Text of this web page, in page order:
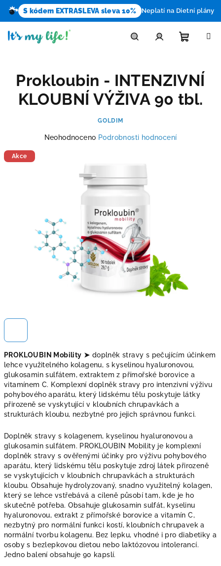
S kódem EXTRASLEVA sleva 10% Neplatí na Dietní plány
košík
PROKLOUBIN Mobility ➤ doplněk stravy s pečujícím účinkem
lehce využitelného kolagenu, s kyselinou hyaluronovou,
glukosamin sulfátem, extraktem z přímořské borovice a
vitamínem C. Komplexní doplněk stravy pro intenzivní výživu
pohybového aparátu, který lidskému tělu poskytuje látky
přirozeně se vyskytující v kloubních chrupavkách a
strukturách kloubu, nezbytné pro jejich správnou funkci.
Doplněk stravy s kolagenem, kyselinou hyaluronovou a
glukosamin sulfátem. PROKLOUBIN Mobility je komplexní
doplněk stravy s ověřenými účinky pro výživu pohybového
aparátu, který lidskému tělu poskytuje zdroj látek přirozeně
se vyskytujících v kloubních chrupavkách a strukturách
kloubu. Obsahuje hydrolyzovaný, snadno využitelný kolagen,
který se lehce vstřebává a cíleně působí tam, kde je ho
skutečně potřeba. Obsahuje glukosamin sulfát, kyselinu
hyaluronovou, extrakt z přímořské borovice a vitamín C,
nezbytný pro normální funkci kostí, kloubních chrupavek a
normální tvorbu kolagenu. Bez lepku, vhodné i pro diabetiky a
osoby s bezlepkovou dietou nebo laktózovou intolerancí.
Jedno balení obsahuje 90 kapslí.
Prokloubin - INTENZIVNÍ
KLOUBNÍ VÝŽIVA 90 tbl.
GOLDIM
produktu
Neohodnoceno Podrobnosti hodnocení
Akce